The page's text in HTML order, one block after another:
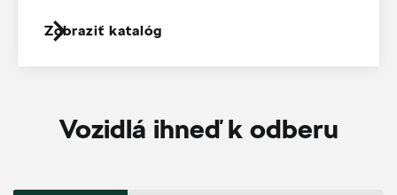
Zobraziť katalóg
Vozidlá ihneď k odberu